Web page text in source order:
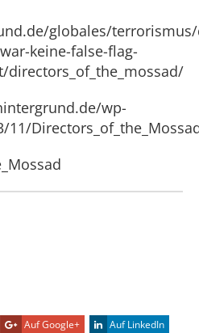
globales/
keine-false-flag-
wp-
Auf Google+
Auf LinkedIn